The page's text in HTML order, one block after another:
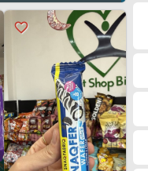
favorite_border